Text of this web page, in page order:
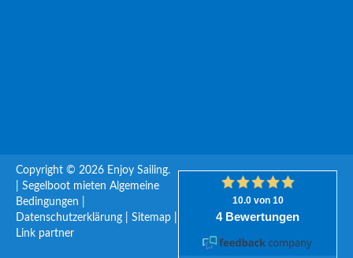
Copyright © 2026 Enjoy Sailing.
Segelboot mieten Algemeine
Bedingungen
Datenschutzerklärung
Sitemap
Link partner